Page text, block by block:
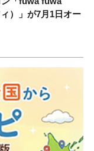
）」が7月1日オー